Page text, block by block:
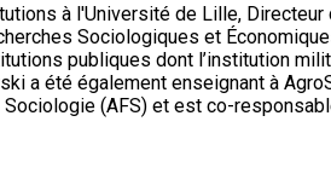
à l'Université de Lille, Directeur
Sociologiques et
publiques dont l’institution
a été également enseignant à
(AFS) et est co-